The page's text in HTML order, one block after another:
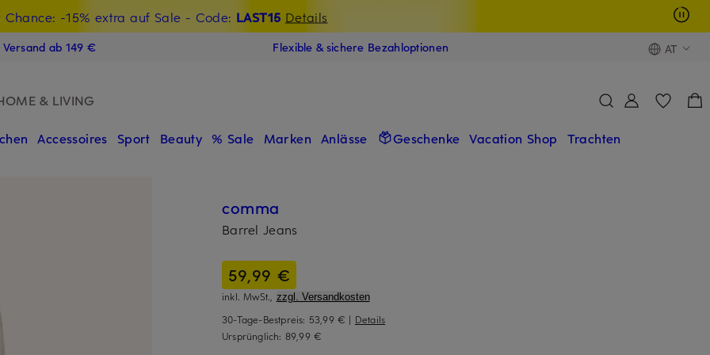
Chance: -15% extra auf Sale - Code: LAST15 Details
Willkommensgutschein mit Beyond sichern
ab 149 € Flexible & sichere Bezahloptionen AT
& LIVING
Accessoires Sport Beauty % Sale Marken Anlässe Geschenke Vacation Shop Trachten
comma
Barrel Jeans
59,99 €
inkl. MwSt., zzgl. Versandkosten
30-Tage-Bestpreis: 53,99 € | Details
Ursprünglich: 89,99 €